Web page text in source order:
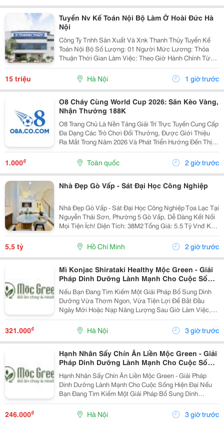
Tuyển Nv Kế Toán Nội Bộ Làm Ở Hoài Đức Hà
Nội
Công Ty Tnhh Sản Xuất Và Xnk Thanh Thủy Tuyển Kế
Toán Nội Bộ Số Lượng: 01 Người Mức Lương: Thỏa
Thuận Thời Gian Làm Việc: Theo Giờ Hành Chính Từ
Thứ 2 Đến Thứ 7. Nội Dung Công Việc: - Làm Hợp Đồng
Mua Bán, Tính Lương Nhân Viên, Hợp...
15 triệu Hà Nội 1 giờ trước
O8 Cháy Cùng World Cup 2026: Săn Kèo Vàng,
Nhận Thưởng 188K
O8 Trang Chủ Là Nền Tảng Giải Trí Trực Tuyến Cung Cấp
Đa Dạng Các Trò Chơi Đổi Thưởng, Được Giới Thiệu
Ra Mắt Trong Năm 2026 Và Phát Triển Hướng Đến Thị
Trường Châu Á. Theo Thông Tin Từ Nền Tảng, O8 Hoạt
Động Theo Các Tiêu Chuẩn Áp Dụng Trong Lĩnh...
1.000₫ Toàn quốc 2 giờ trước
Nhà Đẹp Gò Vấp - Sát Đại Học Công Nghiệp
Nhà Đẹp Gò Vấp - Sát Đại Học Công Nghiệp Tọa Lạc Tại
Nguyễn Thái Sơn, Phường 5 Gò Vấp, Dễ Dàng Kết Nối
Mọi Tiện Ích! Diện Tích: 38M2 Tổng Giá: 5.5 Tỷ Vnđ Kết
Cấu: Nhà 1 Trệt 2 Lầu Kiên Cố, 3Pn, 3Wc, Ban Công,
Sân Thượng Thoáng Mát, Sẵn Sàng Dọn...
5,5 tỷ Hồ Chí Minh 2 giờ trước
Mì Konjac Shirataki Healthy Mộc Green - Giải
Pháp Dinh Dưỡng Lành Mạnh Cho Cuộc Sống
Hiện Đại
Nếu Bạn Đang Tìm Kiếm Một Giải Pháp Bổ Sung Dinh
Dưỡng Vừa Thơm Ngon, Vừa Tiện Lợi Để Bắt Đầu
Ngày Mới Hoặc Nạp Năng Lượng Sau Giờ Làm Việc,
Thì Mì Konjac Shirataki Healthy Mộc Green Chính Là
Lựa Chọn Hoàn Hảo. Vì Sao Nên Lựa Chọn Mì Konjac...
321.000₫ Hà Nội 3 giờ trước
Hạnh Nhân Sấy Chín Ăn Liền Mộc Green - Giải
Pháp Dinh Dưỡng Lành Mạnh Cho Cuộc Sống
Hiện Đại
Hạnh Nhân Sấy Chín Ăn Liền Mộc Green - Giải Pháp
Dinh Dưỡng Lành Mạnh Cho Cuộc Sống Hiện Đại Nếu
Bạn Đang Tìm Kiếm Một Giải Pháp Bổ Sung Dinh
Dưỡng Vừa Thơm Ngon, Vừa Tiện Lợi Để Bắt Đầu
Ngày Mới Hoặc Nạp Năng Lượng Sau Giờ Làm Việc,
Thì Hạnh Nhân...
246.000₫ Hà Nội 3 giờ trước